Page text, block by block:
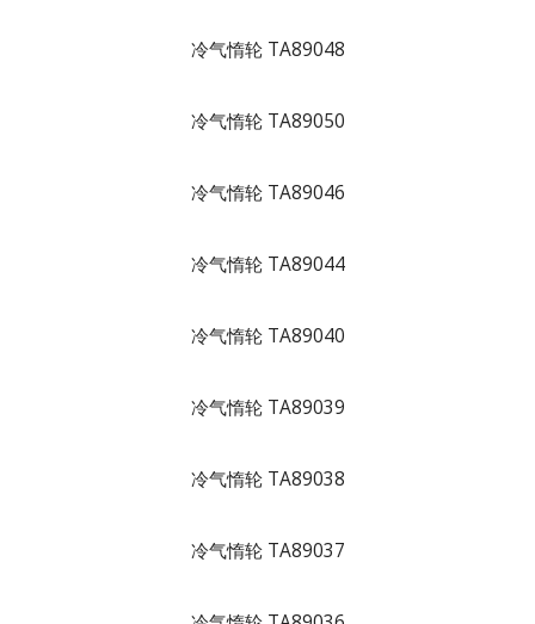
冷气惰轮 TA89048
冷气惰轮 TA89050
冷气惰轮 TA89046
冷气惰轮 TA89044
冷气惰轮 TA89040
冷气惰轮 TA89039
冷气惰轮 TA89038
冷气惰轮 TA89037